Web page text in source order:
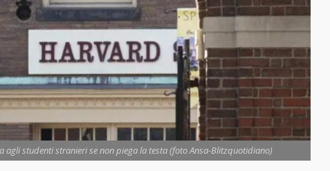
studenti stranieri se non piega la testa (foto Ansa-Blitzquotidiano)